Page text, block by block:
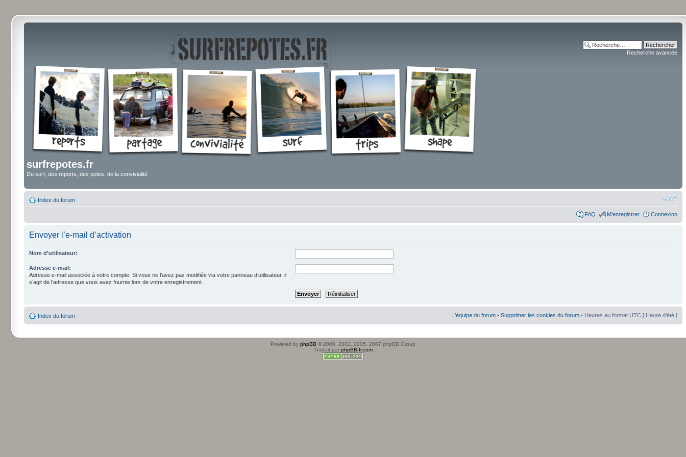
surfrepotes.fr
Du surf, des reports, des potes, de la convivialité
Recherche avancée
Index du forum
FAQ M’enregistrer Connexion
Envoyer l’e-mail d’activation
Nom d’utilisateur:
Adresse e-mail:
Adresse e-mail associée à votre compte. Si vous ne l’avez pas modifiée via votre panneau d’utilisateur, il
s’agit de l’adresse que vous avez fournie lors de votre enregistrement.
Index du forum L’équipe du forum • Supprimer les cookies du forum • Heures au format UTC [ Heure d’été ]
Powered by phpBB © 2000, 2002, 2005, 2007 phpBB Group
Traduit par phpBB-fr.com